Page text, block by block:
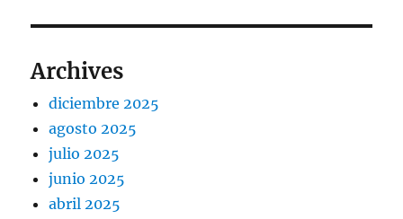
Archives
diciembre 2025
agosto 2025
julio 2025
junio 2025
abril 2025